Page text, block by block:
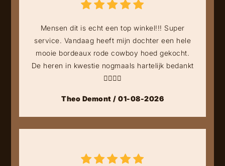
Mensen dit is echt een top winkel!!! Super
service. Vandaag heeft mijn dochter een hele
mooie bordeaux rode cowboy hoed gekocht.
De heren in kwestie nogmaals hartelijk bedankt
👍🏻👍🏻
Theo Demont / 01-08-2026